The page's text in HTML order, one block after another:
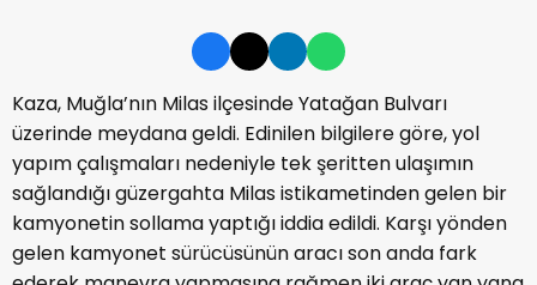
Kaza, Muğla’nın Milas ilçesinde Yatağan Bulvarı
üzerinde meydana geldi. Edinilen bilgilere göre, yol
yapım çalışmaları nedeniyle tek şeritten ulaşımın
sağlandığı güzergahta Milas istikametinden gelen bir
kamyonetin sollama yaptığı iddia edildi. Karşı yönden
gelen kamyonet sürücüsünün aracı son anda fark